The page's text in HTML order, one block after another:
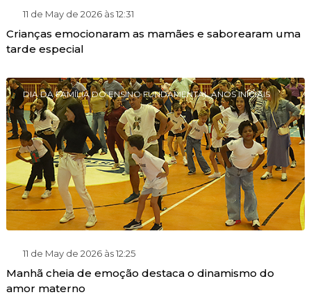
11 de May de 2026 às 12:31
Crianças emocionaram as mamães e saborearam uma
tarde especial
DIA DA FAMÍLIA DO ENSINO FUNDAMENTAL ANOS INICIAIS
11 de May de 2026 às 12:25
Manhã cheia de emoção destaca o dinamismo do
amor materno